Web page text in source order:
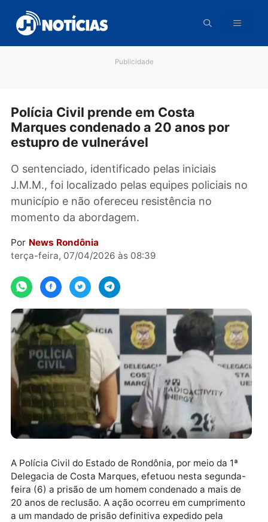
para
conteúdo
Polícia Civil prende em Costa
Marques condenado a 20 anos por
O sentenciado, identificado pelas iniciais
J.M.M., foi localizado pelas equipes policiais
município e não ofereceu resistência no
momento da abordagem.
terça-feira, 07/04/2026 às 08:39
A Polícia Civil do Estado de Rondônia, por meio da 1ª